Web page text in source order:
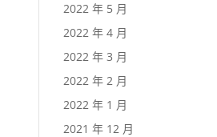
2022 年 5 月
2022 年 4 月
2022 年 3 月
2022 年 2 月
2022 年 1 月
2021 年 12 月